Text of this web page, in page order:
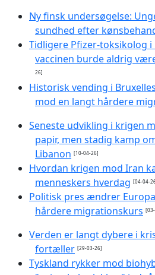
Ny finsk undersøgelse:
sundhed efter
Tidligere Pfizer-toksikolog i
vaccinen burde aldrig
26]
Historisk vending i
mod en langt hårdere
Seneste udvikling i krigen
papir, men stadig kamp
Libanon [10-04-26]
Hvordan krigen mod Iran
menneskers hverdag [04-04-
Politisk pres ændrer
hårdere migrationskurs
Verden er langt dybere i
fortæller [29-03-26]
Tyskland rykker mod